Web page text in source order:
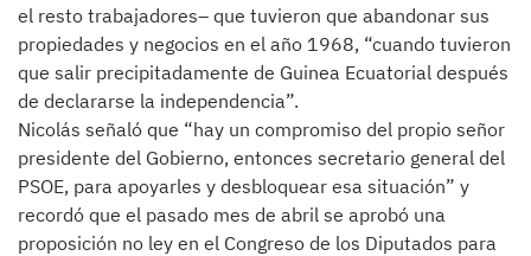
el resto trabajadores– que tuvieron que abandonar sus
propiedades y negocios en el año 1968, “cuando tuvieron
que salir precipitadamente de Guinea Ecuatorial después
de declararse la independencia”.
Nicolás señaló que “hay un compromiso del propio señor
presidente del Gobierno, entonces secretario general del
PSOE, para apoyarles y desbloquear esa situación” y
recordó que el pasado mes de abril se aprobó una
proposición no ley en el Congreso de los Diputados para